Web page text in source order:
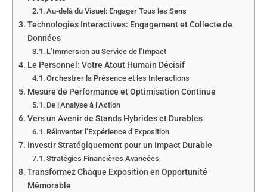
Au-delà du Visuel: Engager Tous les Sens
Technologies Interactives: Engagement et Collecte de
Données
L’Immersion au Service de l’Impact
Le Personnel: Votre Atout Humain Décisif
Orchestrer la Présence et les Interactions
Mesure de Performance et Optimisation Continue
De l’Analyse à l’Action
Vers un Avenir de Stands Hybrides et Durables
Réinventer l’Expérience d’Exposition
Investir Stratégiquement pour un Impact Durable
Stratégies Financières Avancées
Transformez Chaque Exposition en Opportunité
Mémorable